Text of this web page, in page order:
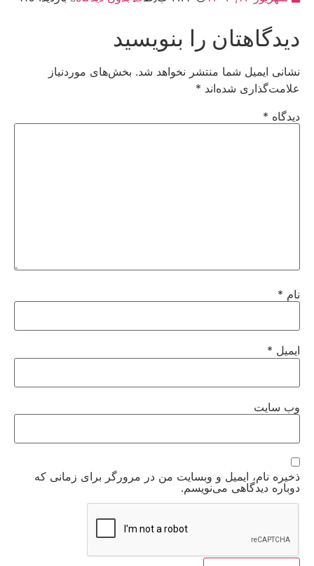
دیدگاهتان را بنویسید
نشانی ایمیل شما منتشر نخواهد شد. بخش‌های موردنیاز
علامت‌گذاری شده‌اند *
دیدگاه *
نام *
ایمیل *
وب‌ سایت
ذخیره نام، ایمیل و وبسایت من در مرورگر برای زمانی که
دوباره دیدگاهی می‌نویسم.